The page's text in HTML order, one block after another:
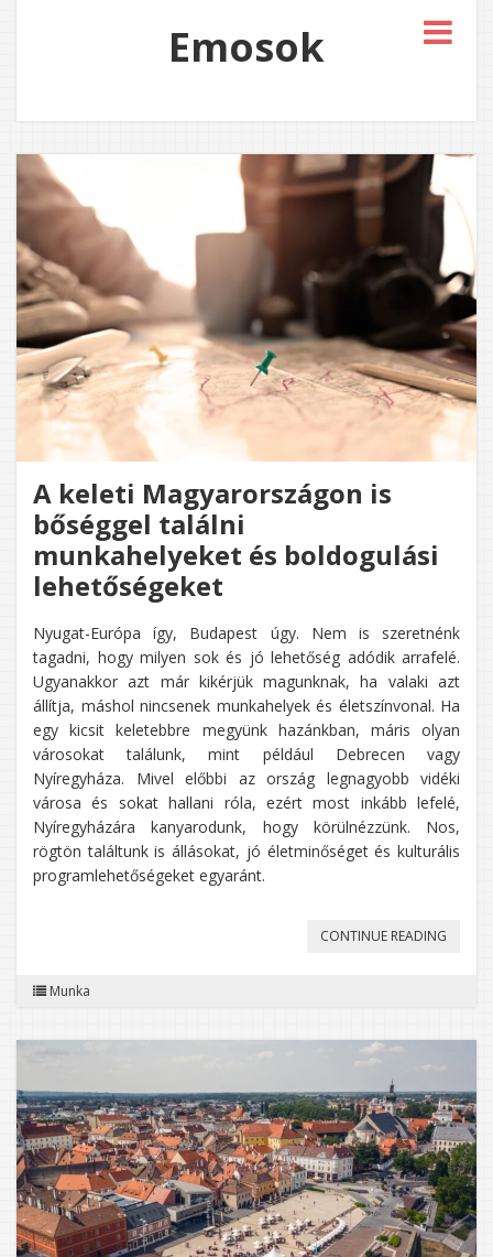
Emosok
A keleti Magyarországon is
bőséggel találni
munkahelyeket és boldogulási
lehetőségeket
Nyugat-Európa így, Budapest úgy. Nem is szeretnénk
tagadni, hogy milyen sok és jó lehetőség adódik arrafelé.
Ugyanakkor azt már kikérjük magunknak, ha valaki azt
állítja, máshol nincsenek munkahelyek és életszínvonal. Ha
egy kicsit keletebbre megyünk hazánkban, máris olyan
városokat találunk, mint például Debrecen vagy
Nyíregyháza. Mivel előbbi az ország legnagyobb vidéki
városa és sokat hallani róla, ezért most inkább lefelé,
Nyíregyházára kanyarodunk, hogy körülnézzünk. Nos,
rögtön találtunk is állásokat, jó életminőséget és kulturális
programlehetőségeket egyaránt.
CONTINUE READING
ÉS
Munka